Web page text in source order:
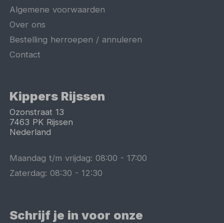
Algemene voorwaarden
Over ons
Bestelling herroepen / annuleren
Contact
Kippers Rijssen
Ozonstraat 13
7463 PK Rijssen
Nederland
Maandag t/m vrijdag:08:00 -17:00
Zaterdag:08:30 -12:30
Schrijf je in voor onze